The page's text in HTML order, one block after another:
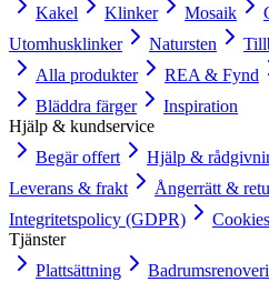
Kakel
Klinker Mosaik
Utomhusklinker
Natursten
Alla produkter
REA & Fynd
Bläddra färger
Inspiration
Hjälp & kundservice
Begär offert
Hjälp &
Leverans & frakt
Ångerrätt &
Integritetspolicy (GDPR)
Cookies
Tjänster
Plattsättning